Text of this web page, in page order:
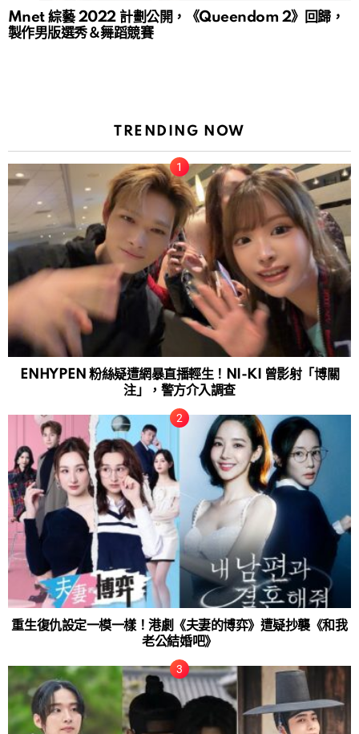
Mnet 綜藝 2022 計劃公開，《Queendom 2》回歸，
製作男版選秀＆舞蹈競賽
TRENDING NOW
ENHYPEN 粉絲疑遭網暴直播輕生！NI-KI 曾影射「博關
注」，警方介入調查
重生復仇設定一模一樣！港劇《夫妻的博弈》遭疑抄襲《和我
老公結婚吧》